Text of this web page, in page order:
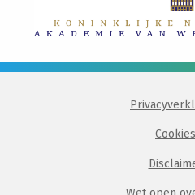
Cookies